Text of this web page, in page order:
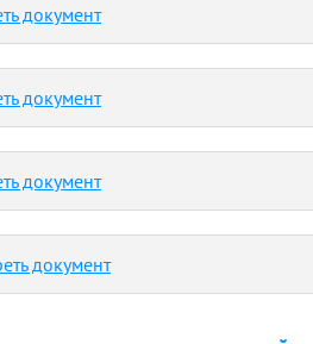
документ
документ
документ
документ